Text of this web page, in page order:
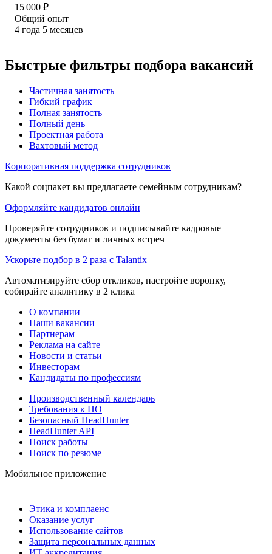
15 000 ₽
Общий опыт
4 года 5 месяцев
Быстрые фильтры подбора вакансий
Частичная занятость
Гибкий график
Полная занятость
Полный день
Проектная работа
Вахтовый метод
Корпоративная поддержка сотрудников
Какой соцпакет вы предлагаете семейным сотрудникам?
Оформляйте кандидатов онлайн
Проверяйте сотрудников и подписывайте кадровые
документы без бумаг и личных встреч
Ускорьте подбор в 2 раза с Talantix
Автоматизируйте сбор откликов, настройте воронку,
собирайте аналитику в 2 клика
О компании
Наши вакансии
Партнерам
Реклама на сайте
Новости и статьи
Инвесторам
Кандидаты по профессиям
Производственный календарь
Требования к ПО
Безопасный HeadHunter
HeadHunter API
Поиск работы
Поиск по резюме
Мобильное приложение
Этика и комплаенс
Оказание услуг
Использование сайтов
Защита персональных данных